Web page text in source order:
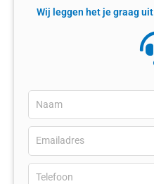
Wij leggen het je graag uit